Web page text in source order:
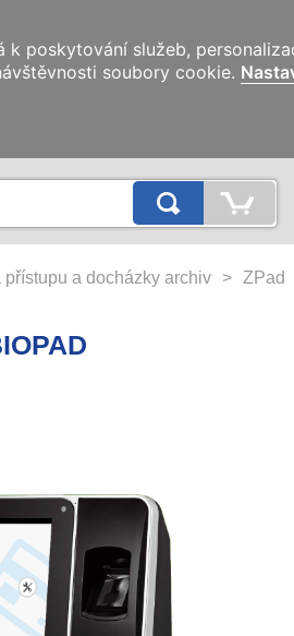
přístupu a docházky archiv >
ZPad
k poskytování služeb,
soubory cookie.